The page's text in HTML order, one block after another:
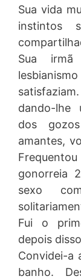
Sua vida
instintos
Sua
dando-lhe
dos
amantes,
gonorreia
sexo
Fui o
depois
Convidei-a
banho.